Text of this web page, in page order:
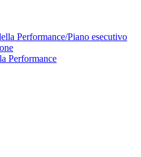
Performance/Piano esecutivo
Performance